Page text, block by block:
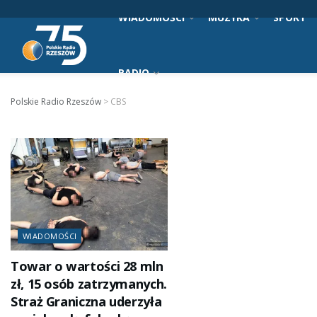
WIADOMOŚCI MUZYKA SPORT
RADIO
Polskie Radio Rzeszów > CBS
WIADOMOŚCI
Towar o wartości 28 mln
zł, 15 osób zatrzymanych.
Straż Graniczna uderzyła